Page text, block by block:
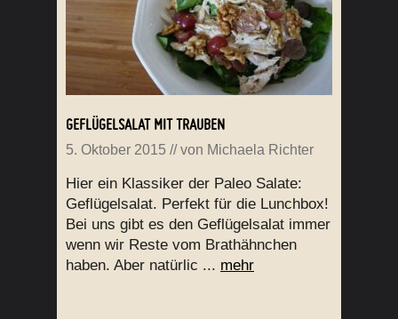
GEFLÜGELSALAT MIT TRAUBEN
5. Oktober 2015 // von Michaela Richter
Hier ein Klassiker der Paleo Salate:
Geflügelsalat. Perfekt für die Lunchbox!
Bei uns gibt es den Geflügelsalat immer
wenn wir Reste vom Brathähnchen
haben. Aber natürlic ... mehr